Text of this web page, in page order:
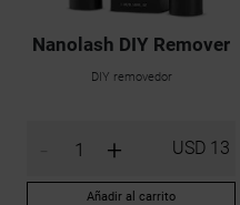
Nanolash DIY Remover
DIY removedor
USD 13
+
Añadir al carrito